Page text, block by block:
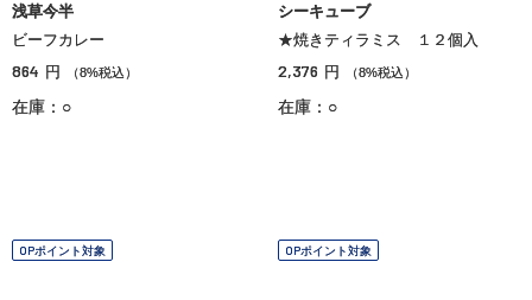
浅草今半
ビーフカレー
864 円 （8%税込）
在庫：○
シーキューブ
★焼きティラミス １２個入
2,376 円 （8%税込）
在庫：○
OPポイント対象 OPポイント対象